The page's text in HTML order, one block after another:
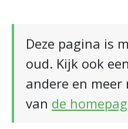
Deze pagina is
oud. Kijk ook
andere en
van de